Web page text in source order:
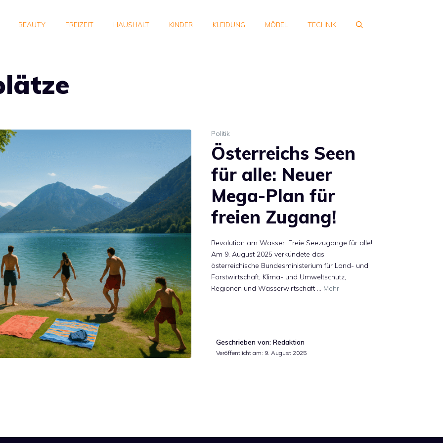
BEAUTY FREIZEIT HAUSHALT KINDER KLEIDUNG MÖBEL TECHNIK
Politik
Österreichs Seen
für alle: Neuer
Mega-Plan für
freien Zugang!
Revolution am Wasser: Freie Seezugänge für alle!
Am 9. August 2025 verkündete das
österreichische Bundesministerium für Land- und
Forstwirtschaft, Klima- und Umweltschutz,
Regionen und Wasserwirtschaft … Mehr
Geschrieben von: Redaktion
Veröffentlicht am: 9. August 2025